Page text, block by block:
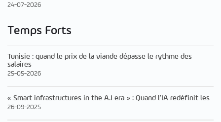
24-07-2026
Temps Forts
Tunisie : quand le prix de la viande dépasse le rythme des
salaires
25-05-2026
« Smart infrastructures in the A.I era » : Quand l’IA redéfinit les
26-09-2025